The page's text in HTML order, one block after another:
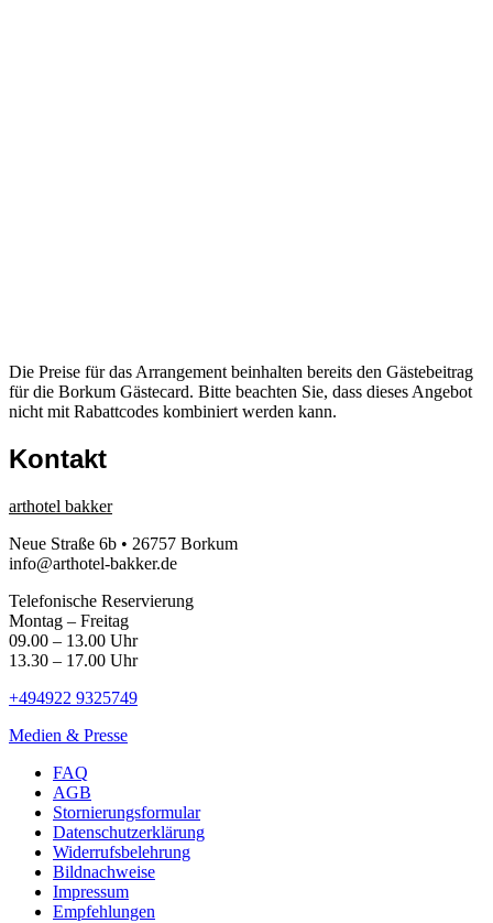
Die Preise für das Arrangement beinhalten bereits den Gästebeitrag
für die Borkum Gästecard. Bitte beachten Sie, dass dieses Angebot
nicht mit Rabattcodes kombiniert werden kann.
Kontakt
arthotel bakker
Neue Straße 6b • 26757 Borkum
info@arthotel-bakker.de
Telefonische Reservierung
Montag – Freitag
09.00 – 13.00 Uhr
13.30 – 17.00 Uhr
+494922 9325749
Medien & Presse
FAQ
AGB
Stornierungsformular
Datenschutzerklärung
Widerrufsbelehrung
Bildnachweise
Impressum
Empfehlungen